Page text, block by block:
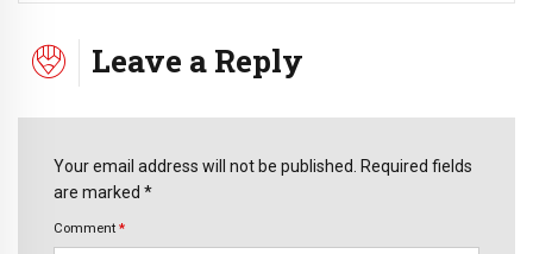
Leave a Reply
Your email address will not be published. Required fields
are marked *
Comment *